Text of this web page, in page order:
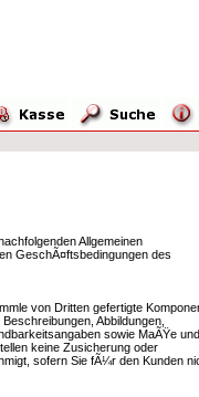
Allgemeinen
GeschÃ¤ftsbedingungen des
von Dritten gefertigte
Abbildungen,
sowie MaÃŸe und
keine Zusicherung oder
sofern Sie fÃ¼r den Kunden